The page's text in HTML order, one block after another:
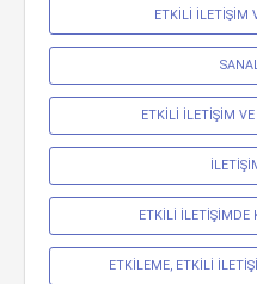
ETKİLİ İLETİŞİM
ETKİLİ İLETİŞİM
ETKİLİ İLETİŞİMDE
ETKİLEME, ETKİLİ